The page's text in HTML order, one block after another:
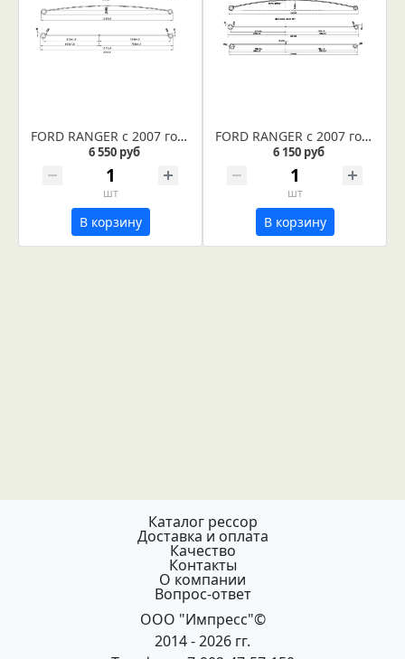
FORD RANGER с 2007 года рессора задняя усиленная лист № 1 (Арт. IR 09-18-01)
6 550 руб
шт
В корзину
FORD RANGER с 2007 года рессора задняя лист № 1 в сборе (Арт. IR 09-11-01в)
6 150 руб
шт
В корзину
Каталог рессор
Доставка и оплата
Качество
Контакты
О компании
Вопрос-ответ
ООО "Импресс"©
2014 - 2026 гг.